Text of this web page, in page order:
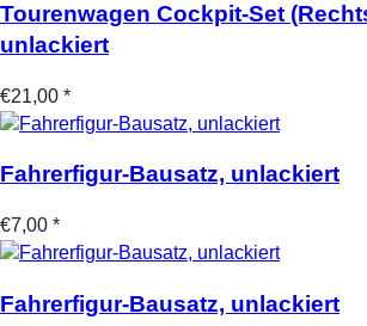
Tourenwagen Cockpit-Set
unlackiert
€21,00 *
Fahrerfigur-Bausatz, unlackiert
€7,00 *
Fahrerfigur-Bausatz, unlackiert